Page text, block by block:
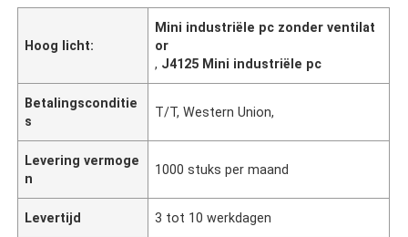
Hoog licht:
Mini industriële pc zonder ventilat
or
, J4125 Mini industriële pc
Betalingsconditie
s
T/T, Western Union,
Levering vermoge
n
1000 stuks per maand
Levertijd 3 tot 10 werkdagen